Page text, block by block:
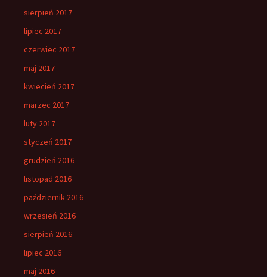
sierpień 2017
lipiec 2017
czerwiec 2017
maj 2017
kwiecień 2017
marzec 2017
luty 2017
styczeń 2017
grudzień 2016
listopad 2016
październik 2016
wrzesień 2016
sierpień 2016
lipiec 2016
maj 2016